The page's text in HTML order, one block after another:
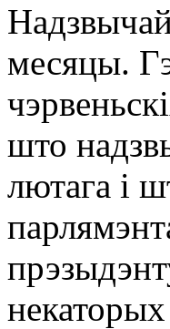
месяцы.
што
лютага і